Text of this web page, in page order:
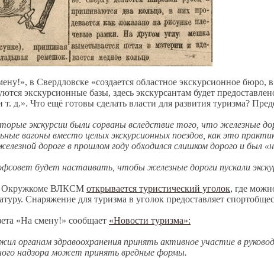
в Свердловске «создается областное экскурсионное бюро,
экскурсионные базы, здесь экскурсантам будет
д.». Что ещё готовы сделать власти для развития туризма?
экскурсии были сорваны вследствие того, что железные
вагоны вместо целых экскурсионных поездов, как это
дороге в прошлом году обходился слишком дорого и был
будет настаивать, чтобы железные дороги пускали
Окружкоме ВЛКСМ открывается туристический уголок, где
Снаряжение для туризма в уголок предоставляет
«На смену!» сообщает «Новости туризма»:
органам здравоохранения принять активное участие в
надзора может принять вредные формы.